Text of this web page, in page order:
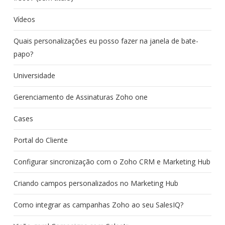
Vídeos
Quais personalizações eu posso fazer na janela de bate-
papo?
Universidade
Gerenciamento de Assinaturas Zoho one
Cases
Portal do Cliente
Configurar sincronização com o Zoho CRM e Marketing Hub
Criando campos personalizados no Marketing Hub
Como integrar as campanhas Zoho ao seu SalesIQ?